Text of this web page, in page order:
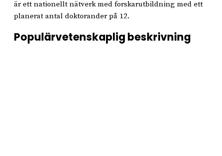
är ett nationellt nätverk med forskarutbildning med ett
planerat antal doktorander på 12.
Populärvetenskaplig beskrivning